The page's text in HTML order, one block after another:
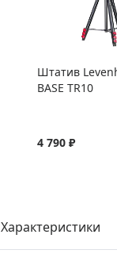
Штатив
BASE TR10
4 790 ₽
Характеристики